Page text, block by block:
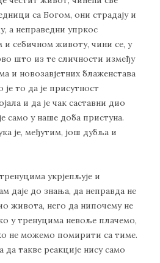
са Богом, они страдају и
а неправедни упркос
себичном животу, чини се, у
што из те сличности између
и новозавјетних блаженстава
то да је присутност
и да је чак саставни дио
само у наше доба пристуна.
је, међутим, још дубља и
укрјепљује и
даје до знања, да неправда не
живота, него да нипочему не
у тренуцима невоље плачемо,
не можемо помирити са тиме.
да такве реакције нису само